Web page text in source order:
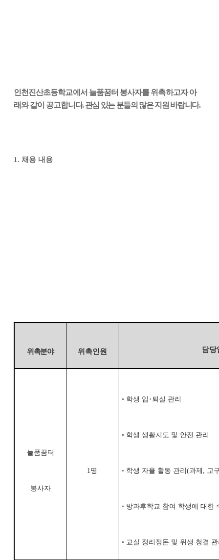
인천진산초등학교에서 늘품꿈터 봉사자를 위촉하고자 아
래와 같이 공고합니다.관심 있는 분들의 많은 지원 바랍니다.
1. 채용 내용
위촉분야 위촉인원 담당
늘품꿈터
봉사자
1명
◦ 학생 입 ･ 퇴실 관리
◦ 학생 생활지도 및 안전 관리
◦ 학생 자율 활동 관리 (과제 , 교
◦ 방과후학교 참여 학생에 대한
◦ 교실 정리정돈 및 위생 청결